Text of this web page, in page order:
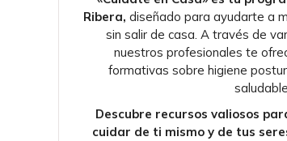
Ribera, diseñado para ayudarte a
sin salir de casa. A través de
nuestros profesionales te
formativas sobre higiene
Descubre recursos valiosos
cuidar de ti mismo y de tus